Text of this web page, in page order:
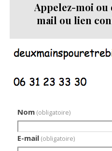
Appelez-moi ou
mail ou lien
Nom (obligatoire)
E-mail (obligatoire)